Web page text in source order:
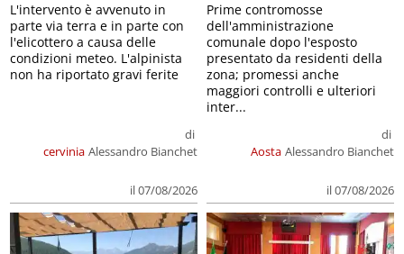
cervinia
di
Alessandro Bianchet
il 07/08/2026
L'intervento è avvenuto in
parte via terra e in parte con
l'elicottero a causa delle
condizioni meteo. L'alpinista
non ha riportato gravi ferite
Aosta
di
Alessandro Bianchet
il 07/08/2026
Prime contromosse
dell'amministrazione
comunale dopo l'esposto
presentato da residenti della
zona; promessi anche
maggiori controlli e ulteriori
inter...